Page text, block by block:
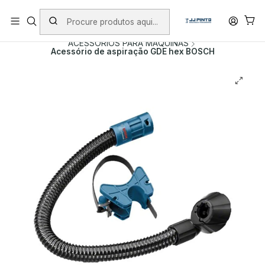
PORTES INCLUÍDOS EM ENCOMENDAS +75€ (excepto ilhas)
Início PRODUTOS
ACESSÓRIOS
ACESSORIOS PARA MAQUINAS
Acessório de aspiração GDE hex BOSCH